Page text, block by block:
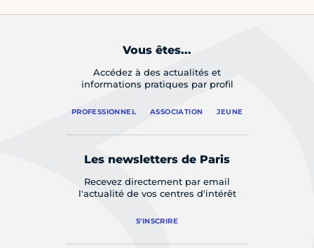
Vous êtes...
Accédez à des actualités et
informations pratiques par profil
PROFESSIONNEL ASSOCIATION JEUNE
Les newsletters de Paris
Recevez directement par email
l'actualité de vos centres d'intérêt
S'INSCRIRE